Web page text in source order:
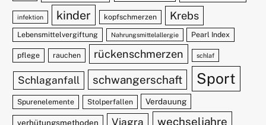
infektion kinder kopfschmerzen Krebs
Lebensmittelvergiftung Nahrungsmittelallergie Pearl Index
pflege rauchen rückenschmerzen schlaf
Schlaganfall schwangerschaft Sport
Spurenelemente Stolperfallen Verdauung
verhütungsmethoden Viagra wechseljahre